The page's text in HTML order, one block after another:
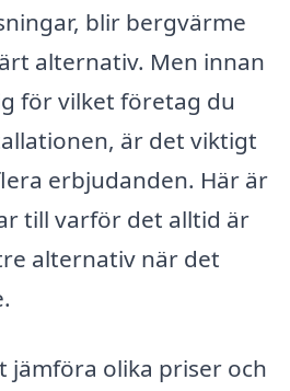
blir bergvärme
alternativ. Men innan
för vilket företag du
är det viktigt
erbjudanden. Här är
till varför det alltid är
alternativ när det
jämföra olika priser och